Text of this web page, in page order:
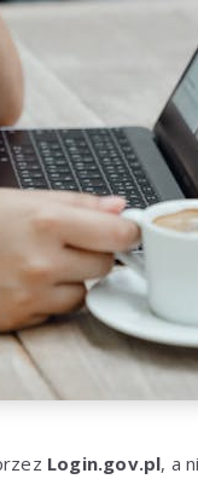
Login.gov.pl, a